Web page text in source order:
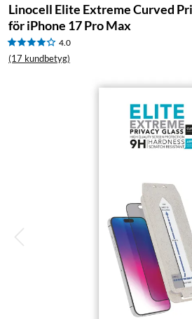
Linocell Elite Extreme Curved
för iPhone 17 Pro Max
4.0
(17 kundbetyg)